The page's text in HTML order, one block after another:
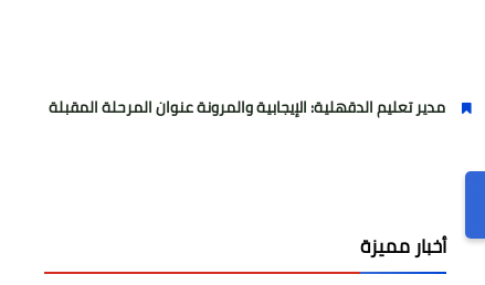
الدقهلية: الإيجابية والمرونة عنوان المرحلة المقبلة عاجل
أخبار مميزة